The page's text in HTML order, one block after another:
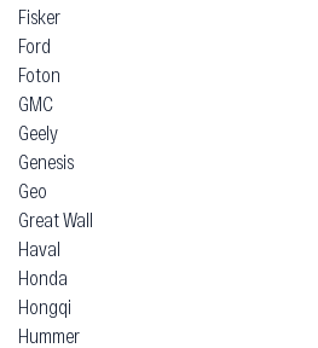
Fisker
Ford
Foton
GMC
Geely
Genesis
Geo
Great Wall
Haval
Honda
Hongqi
Hummer